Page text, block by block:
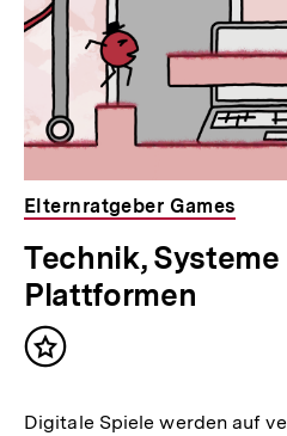
Elternratgeber Games
Technik,
Plattformen
Inhalt
Digitale Spiele werden auf